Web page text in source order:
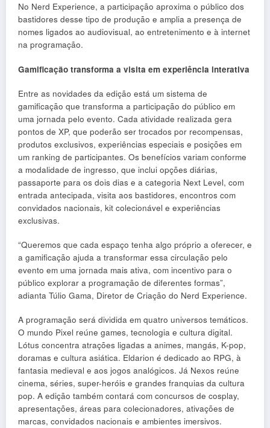
No Nerd Experience, a participação aproxima o público dos
bastidores desse tipo de produção e amplia a presença de
nomes ligados ao audiovisual, ao entretenimento e à internet
na programação.
Gamificação transforma a visita em experiência interativa
Entre as novidades da edição está um sistema de
gamificação que transforma a participação do público em
uma jornada pelo evento. Cada atividade realizada gera
pontos de XP, que poderão ser trocados por recompensas,
produtos exclusivos, experiências especiais e posições em
um ranking de participantes. Os benefícios variam conforme
a modalidade de ingresso, que inclui opções diárias,
passaporte para os dois dias e a categoria Next Level, com
entrada antecipada, visita aos bastidores, encontros com
convidados nacionais, kit colecionável e experiências
exclusivas.
“Queremos que cada espaço tenha algo próprio a oferecer, e
a gamificação ajuda a transformar essa circulação pelo
evento em uma jornada mais ativa, com incentivo para o
público explorar a programação de diferentes formas”,
adianta Túlio Gama, Diretor de Criação do Nerd Experience.
A programação será dividida em quatro universos temáticos.
O mundo Pixel reúne games, tecnologia e cultura digital.
Lótus concentra atrações ligadas a animes, mangás, K-pop,
doramas e cultura asiática. Eldarion é dedicado ao RPG, à
fantasia medieval e aos jogos analógicos. Já Nexos reúne
cinema, séries, super-heróis e grandes franquias da cultura
pop. A edição também contará com concursos de cosplay,
apresentações, áreas para colecionadores, ativações de
marcas, convidados nacionais e ambientes imersivos.